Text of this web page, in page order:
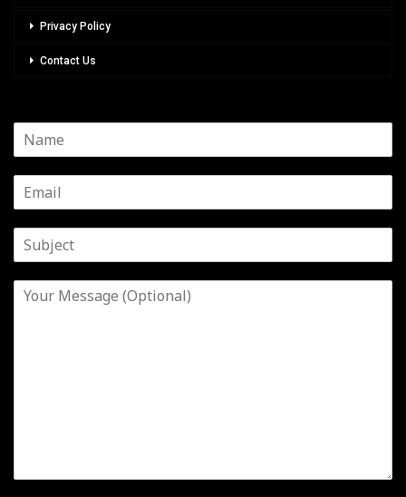
Privacy Policy
Contact Us